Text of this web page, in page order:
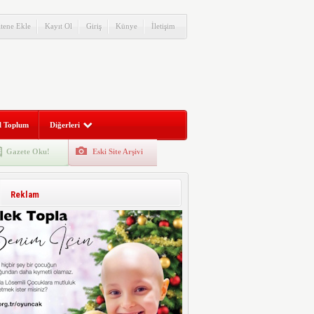
Ekle Kayıt Ol Giriş Künye İletişim
Toplum Diğerleri
Gazete Oku! Eski Site Arşivi
Reklam